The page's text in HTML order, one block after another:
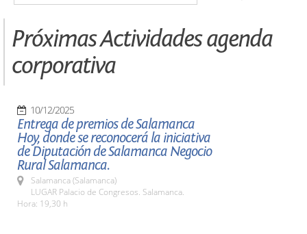
Próximas Actividades agenda
corporativa
10/12/2025
Entrega de premios de Salamanca
Hoy, donde se reconocerá la iniciativa
de Diputación de Salamanca Negocio
Rural Salamanca.
Salamanca (Salamanca)
LUGAR Palacio de Congresos. Salamanca.
Hora: 19,30 h